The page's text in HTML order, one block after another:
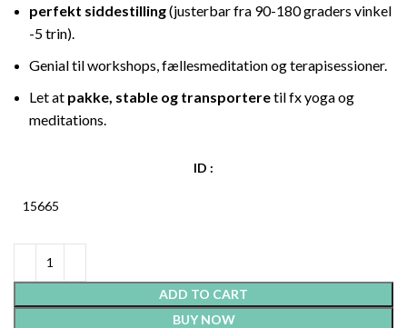
perfekt siddestilling(justerbar fra 90-180 graders vinkel
-5 trin).
Genial til workshops, fællesmeditation og terapisessioner.
Let at pakke, stable og transporteretil fx yoga og
meditations.
ID :
15665
ADD TO CART
BUY NOW